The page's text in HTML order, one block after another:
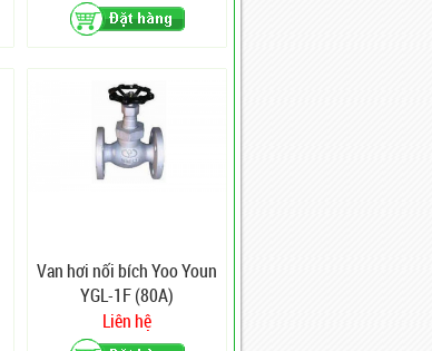
Van hơi nối bích Yoo Youn
YGL-1F (80A)
Liên hệ